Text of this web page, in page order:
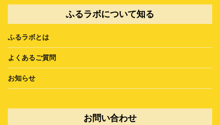
ふるラボについて知る
ふるラボとは
よくあるご質問
お知らせ
お問い合わせ